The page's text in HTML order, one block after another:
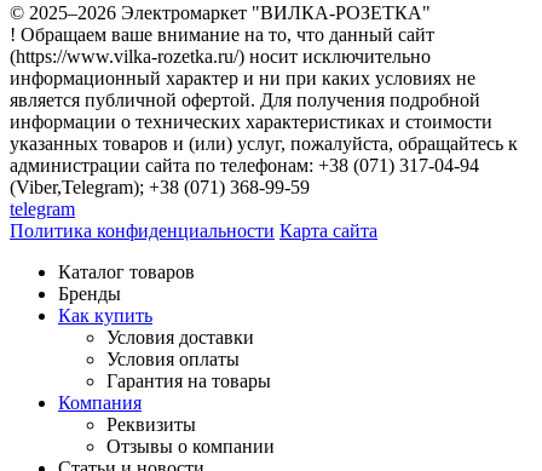
© 2025–2026 Электромаркет "ВИЛКА-РОЗЕТКА"
! Обращаем ваше внимание на то, что данный сайт
(https://www.vilka-rozetka.ru/) носит исключительно
информационный характер и ни при каких условиях не
является публичной офертой. Для получения подробной
информации о технических характеристиках и стоимости
указанных товаров и (или) услуг, пожалуйста, обращайтесь к
администрации сайта по телефонам: +38 (071) 317-04-94
(Viber,Telegram); +38 (071) 368-99-59
telegram
Политика конфиденциальности Карта сайта
Каталог товаров
Бренды
Как купить
Условия доставки
Условия оплаты
Гарантия на товары
Компания
Реквизиты
Отзывы о компании